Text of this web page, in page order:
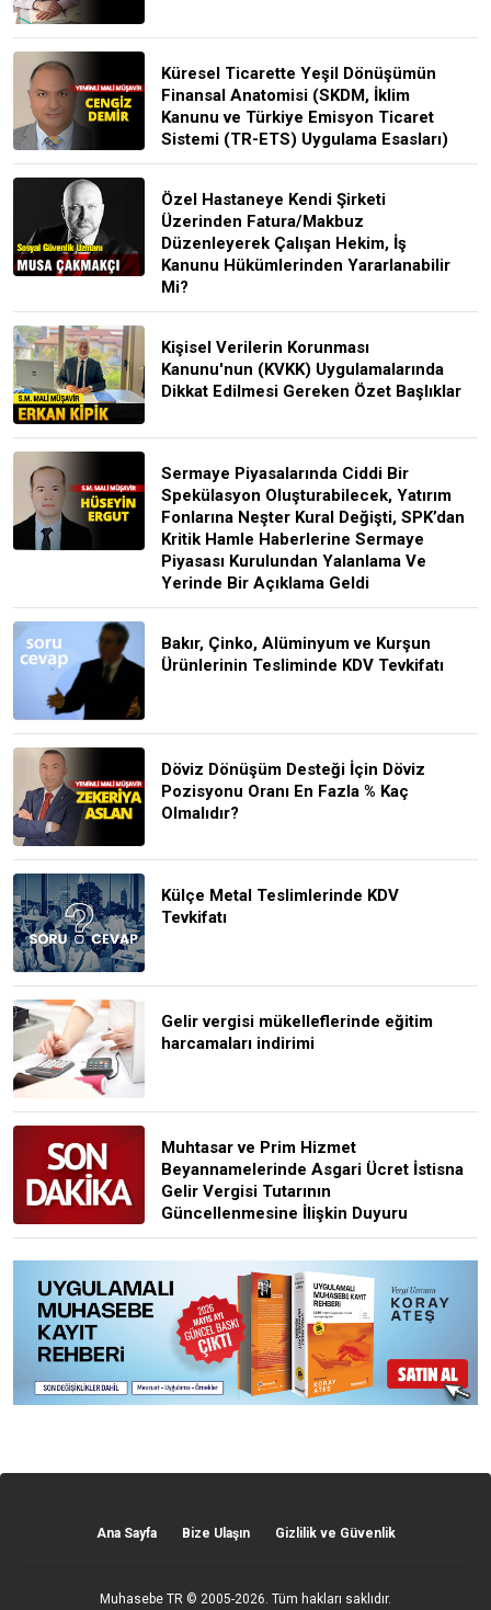
Küresel Ticarette Yeşil Dönüşümün
Finansal Anatomisi (SKDM, İklim
Kanunu ve Türkiye Emisyon Ticaret
Sistemi (TR-ETS) Uygulama Esasları)
Özel Hastaneye Kendi Şirketi
Üzerinden Fatura/Makbuz
Düzenleyerek Çalışan Hekim, İş
Kanunu Hükümlerinden Yararlanabilir
Mi?
Kişisel Verilerin Korunması
Kanunu'nun (KVKK) Uygulamalarında
Dikkat Edilmesi Gereken Özet Başlıklar
Sermaye Piyasalarında Ciddi Bir
Spekülasyon Oluşturabilecek, Yatırım
Fonlarına Neşter Kural Değişti, SPK’dan
Kritik Hamle Haberlerine Sermaye
Piyasası Kurulundan Yalanlama Ve
Yerinde Bir Açıklama Geldi
Bakır, Çinko, Alüminyum ve Kurşun
Ürünlerinin Tesliminde KDV Tevkifatı
Döviz Dönüşüm Desteği İçin Döviz
Pozisyonu Oranı En Fazla % Kaç
Olmalıdır?
Külçe Metal Teslimlerinde KDV
Tevkifatı
Gelir vergisi mükelleflerinde eğitim
harcamaları indirimi
Muhtasar ve Prim Hizmet
Beyannamelerinde Asgari Ücret İstisna
Gelir Vergisi Tutarının
Güncellenmesine İlişkin Duyuru
Ana Sayfa Bize Ulaşın Gizlilik ve Güvenlik
Muhasebe TR © 2005-2026. Tüm hakları saklıdır.